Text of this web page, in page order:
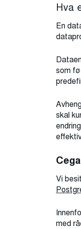
Hva
En
som
skal
Vi
med